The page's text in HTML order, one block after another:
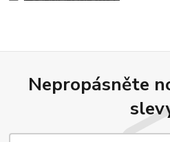
Nepropásněte